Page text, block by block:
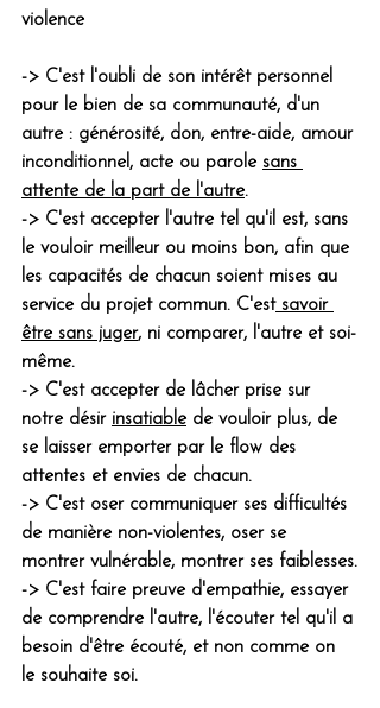
violence
-> C'est l'oubli de son intérêt personnel
pour le bien de sa communauté, d'un
autre : générosité, don, entre-aide, amour
inconditionnel, acte ou parole sans
attente de la part de l'autre.
-> C'est accepter l'autre tel qu'il est, sans
le vouloir meilleur ou moins bon, afin que
les capacités de chacun soient mises au
service du projet commun. C'est savoir
être sans juger, ni comparer, l'autre et soi-
même.
-> C'est accepter de lâcher prise sur
notre désir insatiable de vouloir plus, de
se laisser emporter par le flow des
attentes et envies de chacun.
-> C'est oser communiquer ses difficultés
de manière non-violentes, oser se
montrer vulnérable, montrer ses faiblesses.
-> C'est faire preuve d'empathie, essayer
de comprendre l'autre, l'écouter tel qu'il a
besoin d'être écouté, et non comme on
le souhaite soi.